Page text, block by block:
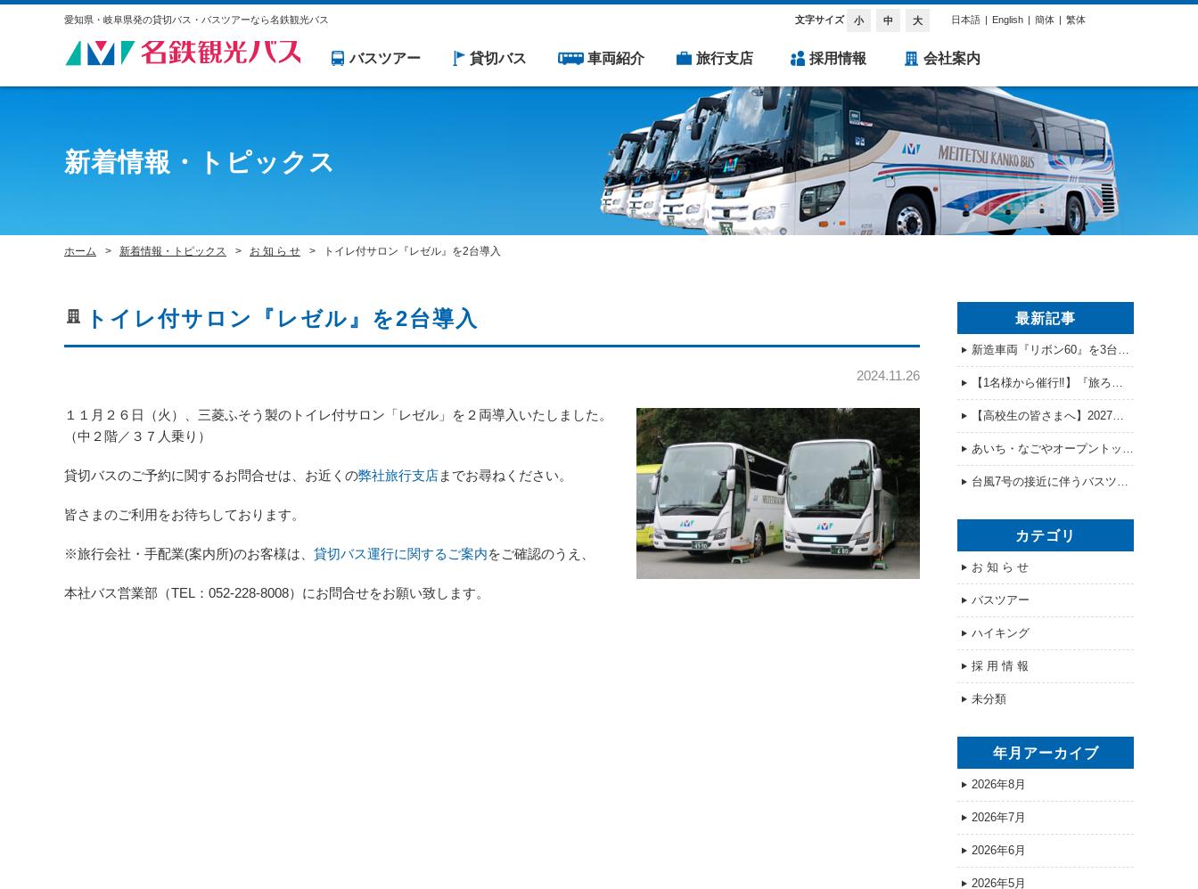
愛知県・岐阜県発の貸切バス・バスツアーなら名鉄観光バス 文字サイズ 小 中 大 日本語 English 簡体 繁体
バスツアー 貸切バス 車両紹介 旅行支店 採用情報 会社案内
新着情報・トピックス
ホーム 新着情報・トピックス お 知 ら せ トイレ付サロン『レゼル』を2台導入
トイレ付サロン『レゼル』を2台導入
2024.11.26
１１月２６日（火）、三菱ふそう製のトイレ付サロン「レゼル」を２両導入いたしました。
（中２階／３７人乗り）
貸切バスのご予約に関するお問合せは、お近くの弊社旅行支店までお尋ねください。
皆さまのご利用をお待ちしております。
※旅行会社・手配業(案内所)のお客様は、 貸切バス運行に関するご案内をご確認のうえ、
本社バス営業部（TEL：052-228-8008）にお問合せをお願い致します。
最新記事
新造車両『リボン60』を3台導入
【1名様から催行‼】『旅ろっ！愛知の魅力発見バスツアー』全コース販売開始！
【高校生の皆さまへ】2027年度の求人情報を公開しました！
あいち・なごやオープントップバス販売開始のお知らせ
台風7号の接近に伴うバスツアー「ドラゴンズパック」の催行可否について
カテゴリ
お 知 ら せ
バスツアー
ハイキング
採 用 情 報
未分類
年月アーカイブ
2026年8月
2026年7月
2026年6月
2026年5月